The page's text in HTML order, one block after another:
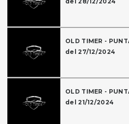
OLD TIMER -
del 27/12/2024
OLD TIMER -
del 21/12/2024